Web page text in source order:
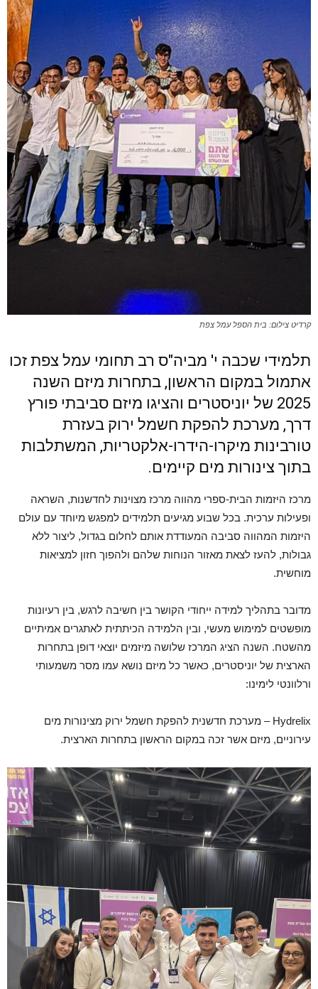
קרדיט צילום: בית הספל עמל צפת
תלמידי שכבה י' מביה"ס רב תחומי עמל צפת זכו
אתמול במקום הראשון, בתחרות מיזם השנה
2025 של יוניסטרים והציגו מיזם סביבתי פורץ
דרך, מערכת להפקת חשמל ירוק בעזרת
טורבינות מיקרו-הידרו-אלקטריות, המשתלבות
בתוך צינורות מים קיימים.
מרכז היזמות הבית-ספרי מהווה מרכז מצוינות לחדשנות, השראה
ופעילות ערכית. בכל שבוע מגיעים תלמידים למפגש מיוחד עם עולם
היזמות המהווה סביבה המעודדת אותם לחלום בגדול, ליצור ללא
גבולות, להעז לצאת מאזור הנוחות שלהם ולהפוך חזון למציאות
מוחשית.
מדובר בתהליך למידה ייחודי הקושר בין חשיבה לרגש, בין רעיונות
מופשטים למימוש מעשי, ובין הלמידה הכיתתית לאתגרים אמיתיים
מהשטח. השנה הציג המרכז שלושה מיזמים יוצאי דופן בתחרות
הארצית של יוניסטרים, כאשר כל מיזם נושא עמו מסר משמעותי
ורלוונטי לימינו:
Hydrelix – מערכת חדשנית להפקת חשמל ירוק מצינורות מים
עירוניים, מיזם אשר זכה במקום הראשון בתחרות הארצית.